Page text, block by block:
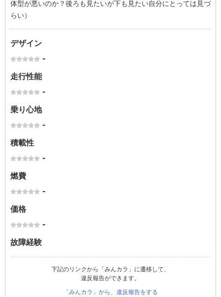
体型が悪いのか？後ろも見たいが下も見たい自分にとっては見づ
らい）
デザイン
-
走行性能
-
乗り心地
-
積載性
-
燃費
-
価格
-
故障経験
下記のリンクから「みんカラ」に遷移して、
違反報告ができます。
「みんカラ」から、違反報告をする